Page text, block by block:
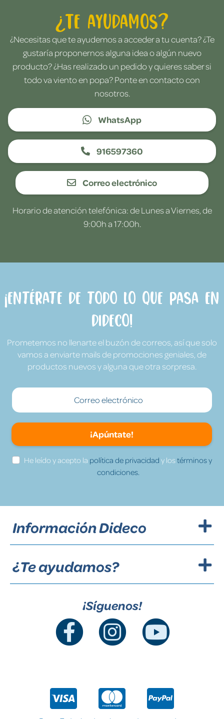
¿Te ayudamos?
¿Necesitas que te ayudemos a acceder a tu cuenta? ¿Te
gustaría proponernos alguna idea o algún nuevo
producto? ¿Has realizado un pedido y quieres saber si
todo va viento en popa? Ponte en contacto con
nosotros.
WhatsApp
916597360
Correo electrónico
Horario de atención telefónica: de Lunes a Viernes, de
9:00h a 17:00h.
¡Entérate de todo lo que pasa en
Dideco!
Prometemos no llenarte el buzón de correos, así que solo
vamos a enviarte mails de promociones geniales, de
productos nuevos y alguna que otra sorpresa.
¡Apúntate!
He leído y acepto la política de privacidad y lostérminos y
condiciones.
Información Dideco
¿Te ayudamos?
¡Síguenos!